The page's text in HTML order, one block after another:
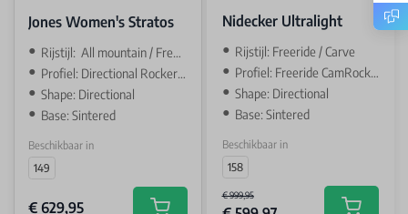
Jones Women's Stratos
Rijstijl: All mountain / Freeride
Profiel: Directional Rocker / Camber
Shape: Directional
Base: Sintered
Beschikbaar in
149
€ 629,95
Nidecker Ultralight
Rijstijl: Freeride / Carve
Profiel: Freeride CamRock / camber
Shape: Directional
Base: Sintered
Beschikbaar in
158
€ 999,95